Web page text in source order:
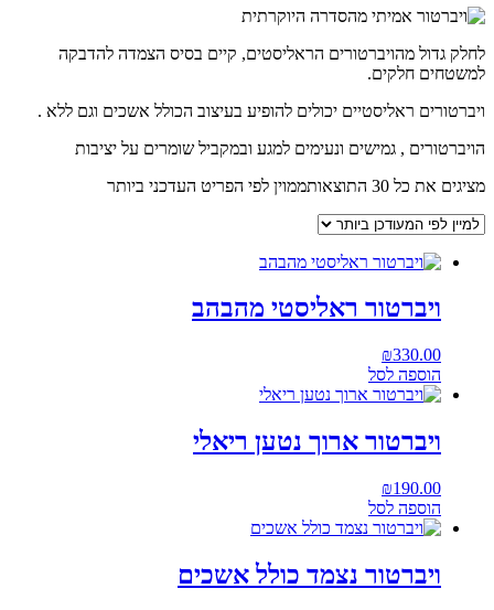
לחלק גדול מהויברטורים הראליסטים, קיים בסיס הצמדה להדבקה
למשטחים חלקים.
ויברטורים ראליסטיים יכולים להופיע בעיצוב הכולל אשכים וגם ללא .
הויברטורים , גמישים ונעימים למגע ובמקביל שומרים על יציבות
מציגים את כל ⁦30⁩ התוצאות
ממוין לפי הפריט העדכני ביותר
ויברטור ראליסטי מהבהב
₪330.00
הוספה לסל
ויברטור ארוך נטען ריאלי
₪190.00
הוספה לסל
ויברטור נצמד כולל אשכים